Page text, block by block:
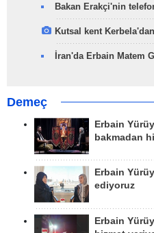
Bakan Erakçi'nin
Kutsal kent
İran'da Erbain Matem
Demeç
Erbain
bakmadan
Erbain
ediyoruz
Erbain